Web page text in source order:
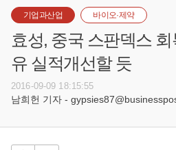
기업과산업 바이오·제약
효성, 중국 스판덱스
유 실적개선할 듯
2016-09-09 18:15:55
남희헌 기자 -